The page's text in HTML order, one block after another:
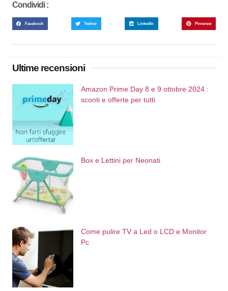
Condividi :
Facebook Twitter LinkedIn Pinterest
Ultime recensioni
Amazon Prime Day 8 e 9 ottobre 2024 :
sconti e offerte per tutti
Box e Lettini per Neonati
Come pulire TV a Led o LCD e Monitor
Pc